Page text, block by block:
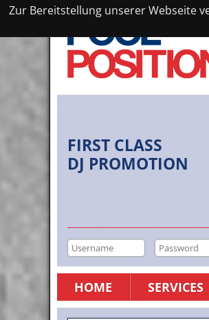
Zur Bereitstellung unserer Webseite
FIRST CLASS
DJ PROMOTION
HOME SERVICES